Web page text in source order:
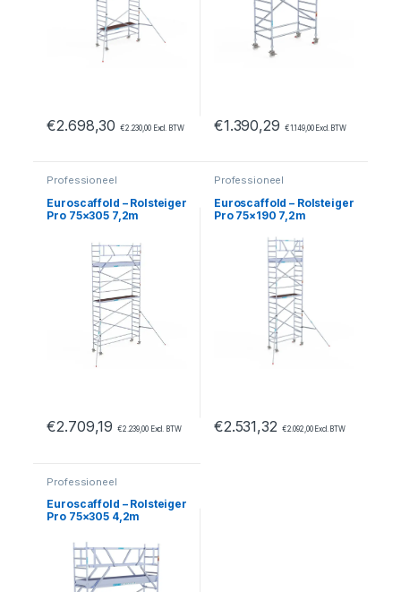
€2.698,30 €2.230,00Excl. BTW €1.390,29 €1.149,00Excl. BTW
Professioneel
Euroscaffold – Rolsteiger
Pro 75×305 7,2m
€2.709,19 €2.239,00Excl. BTW
Professioneel
Euroscaffold – Rolsteiger
Pro 75×190 7,2m
vloer tegen de gevel
€2.531,32 €2.092,00Excl. BTW
Professioneel
Euroscaffold – Rolsteiger
Pro 75×305 4,2m